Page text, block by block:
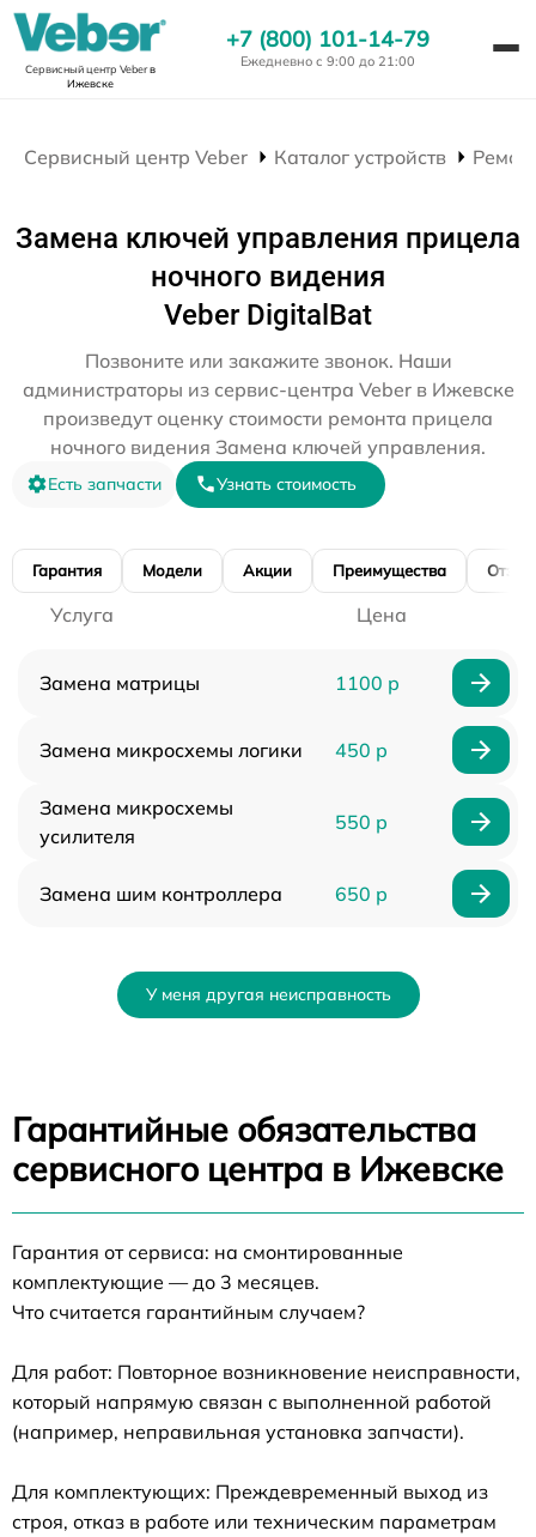
Сервисный центр Veberв
Ижевске
+7 (800) 101-14-79
Ежедневно с 9:00 до 21:00
Сервисный центр Veber Каталог устройств
Замена ключей управления прицела
ночного видения
Veber DigitalBat
Позвоните или закажите звонок. Наши
администраторы из сервис-центра Veber в Ижевске
произведут оценку стоимости ремонта прицела
ночного видения Замена ключей управления.
Есть запчасти Узнать стоимость
Гарантия Модели Акции Преимущества
Услуга Цена
Замена матрицы 1100 р
Замена микросхемы логики 450 р
Замена микросхемы
усилителя
550 р
Замена шим контроллера 650 р
У меня другая неисправность
Гарантийные обязательства
сервисного центра в Ижевске
Гарантия от сервиса: на смонтированные
комплектующие — до 3 месяцев.
Что считается гарантийным случаем?
Для работ: Повторное возникновение неисправности,
который напрямую связан с выполненной работой
(например, неправильная установка запчасти).
Для комплектующих: Преждевременный выход из
строя, отказ в работе или техническим параметрам